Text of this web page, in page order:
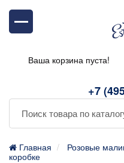
+7
Ваша корзина пуста!
Главная
Розовые
коробке